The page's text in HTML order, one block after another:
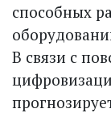
способных
В связи с